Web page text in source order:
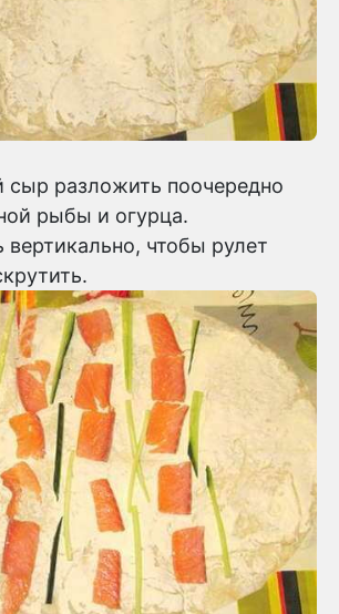
сыр разложить поочередно
рыбы и огурца.
вертикально, чтобы рулет